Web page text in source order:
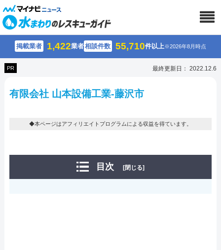
掲載業者 1,422業者相談件数 55,710件以上※2026年8月時点
PR 最終更新日： 2022.12.6
有限会社 山本設備工業-藤沢市
◆本ページはアフィリエイトプログラムによる収益を得ています。
目次 [閉じる]